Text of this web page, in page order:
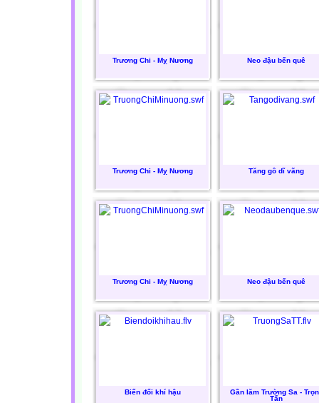
Trương Chi - Mỵ Nương Neo đậu bến quê
Trương Chi - Mỵ Nương Tăng gô dĩ vãng
Trương Chi - Mỵ Nương Neo đậu bến quê
Biến đổi khí hậu
Gần lăm Trường Sa -
Tấn